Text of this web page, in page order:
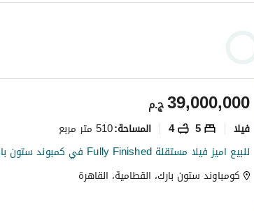
ج.م39,000,000
فیلا 5
4 المساحة:510 متر مربع
كومباوند ستون بارك، القطامية، القاهرة